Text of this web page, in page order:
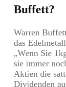
Buffett?
Warren
das
„Wenn Sie
sie immer
Aktien die
Dividenden